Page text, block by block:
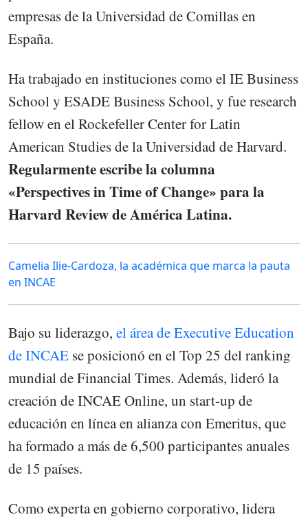
empresas de la Universidad de Comillas en
España.
Ha trabajado en instituciones como el IE Business
School y ESADE Business School, y fue research
fellow en el Rockefeller Center for Latin
American Studies de la Universidad de Harvard.
Regularmente escribe la columna
«Perspectives in Time of Change» para la
Harvard Review de América Latina.
Camelia Ilie-Cardoza, la académica que marca la pauta
en INCAE
Bajo su liderazgo, el área de Executive Education
de INCAE se posicionó en el Top 25 del ranking
mundial de Financial Times. Además, lideró la
creación de INCAE Online, un start-up de
educación en línea en alianza con Emeritus, que
ha formado a más de 6,500 participantes anuales
de 15 países.
Como experta en gobierno corporativo, lidera